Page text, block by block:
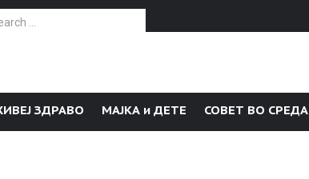
for:
ЗДРАВО МАЈКА и ДЕТЕ СОВЕТ ВО СРЕДА